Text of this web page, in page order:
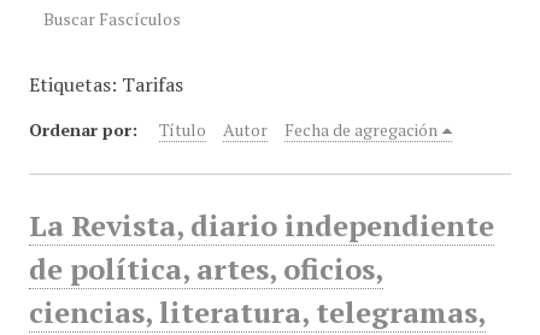
Buscar Fascículos
Etiquetas: Tarifas
Ordenar por: Título Autor Fecha de agregación
La Revista, diario independiente
de política, artes, oficios,
ciencias, literatura, telegramas,